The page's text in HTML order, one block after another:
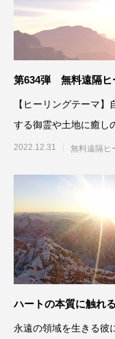
第634弾 無料遠隔ヒ
【ヒーリングテーマ
する御霊や土地に癒し
ける 12月21
2022.12.31 無料遠隔ヒ
ハートの本質に触れる
永遠の領域を生きる彼